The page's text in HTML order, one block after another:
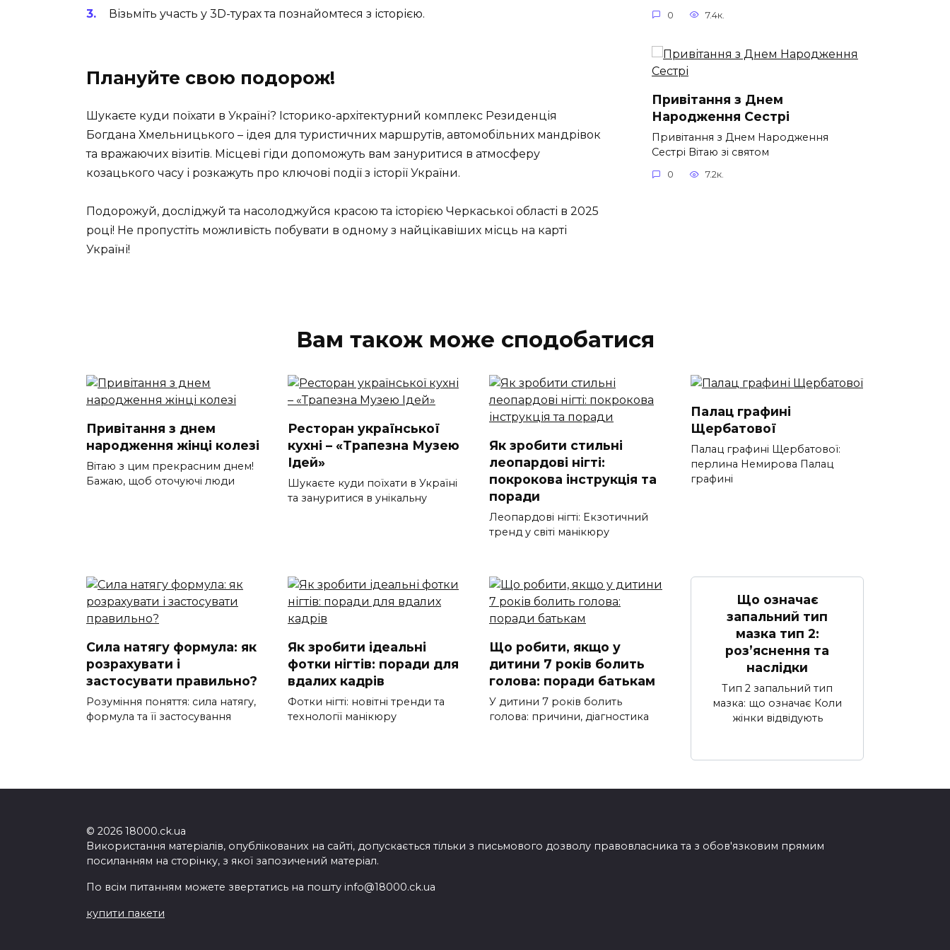
Візьміть участь у 3D-турах та познайомтеся з історією.
Плануйте свою подорож!
Шукаєте куди поїхати в Україні? Історико-архітектурний комплекс Резиденція
Богдана Хмельницького – ідея для туристичних маршрутів, автомобільних мандрівок
та вражаючих візитів. Місцеві гіди допоможуть вам зануритися в атмосферу
козацького часу і розкажуть про ключові події з історії України.
Подорожуй, досліджуй та насолоджуйся красою та історією Черкаської області в 2025
році! Не пропустіть можливість побувати в одному з найцікавіших місць на карті
Україні!
0 7.4к.
Привітання з Днем
Народження Сестрі
Привітання з Днем Народження
Сестрі Вітаю зі святом
0 7.2к.
Вам також може сподобатися
Привітання з днем
народження жінці колезі
Вітаю з цим прекрасним днем!
Бажаю, щоб оточуючі люди
Ресторан української
кухні – «Трапезна Музею
Ідей»
Шукаєте куди поїхати в Україні
та зануритися в унікальну
Як зробити стильні
леопардові нігті:
покрокова інструкція та
поради
Леопардові нігті: Екзотичний
тренд у світі манікюру
Палац графині
Щербатової
Палац графині Щербатової:
перлина Немирова Палац
графині
Сила натягу формула: як
розрахувати і
застосувати правильно?
Розуміння поняття: сила натягу,
формула та її застосування
Як зробити ідеальні
фотки нігтів: поради для
вдалих кадрів
Фотки нігті: новітні тренди та
технології манікюру
Що робити, якщо у
дитини 7 років болить
голова: поради батькам
У дитини 7 років болить
голова: причини, діагностика
Що означає
запальний тип
мазка тип 2:
роз’яснення та
наслідки
Тип 2 запальний тип
мазка: що означає Коли
жінки відвідують
© 2026 18000.ck.ua
Використання матеріалів, опублікованих на сайті, допускається тільки з письмового дозволу правовласника та з обов'язковим прямим
посиланням на сторінку, з якої запозичений матеріал.
По всім питанням можете звертатись на пошту info@18000.ck.ua
купити пакети